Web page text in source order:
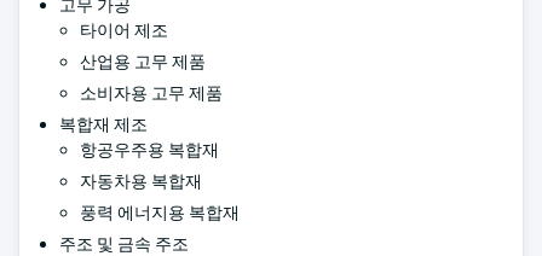
고무 가공
타이어 제조
산업용 고무 제품
소비자용 고무 제품
복합재 제조
항공우주용 복합재
자동차용 복합재
풍력 에너지용 복합재
주조 및 금속 주조